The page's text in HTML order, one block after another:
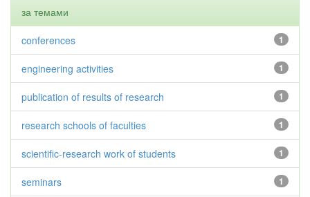
за темами
1
conferences
1
engineering activities
1
publication of results of research
1
research schools of faculties
1
scientific-research work of students
1
seminars